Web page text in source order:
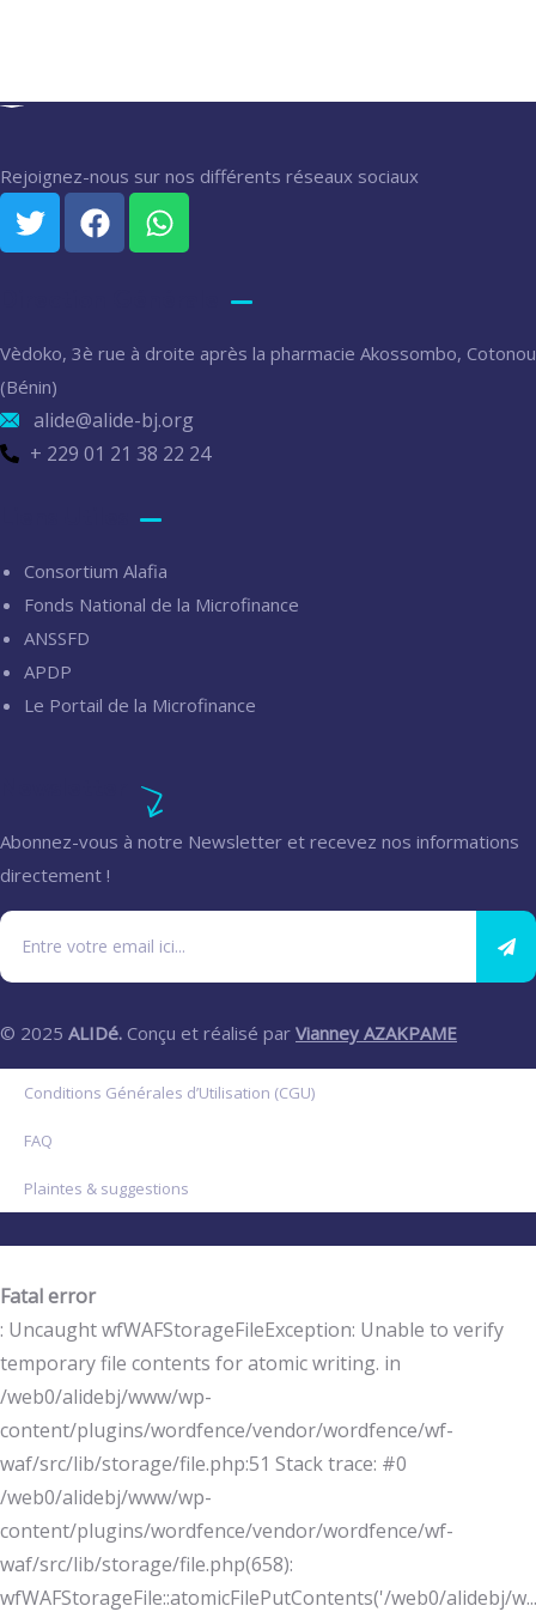
Rejoignez-nous sur nos différents réseaux sociaux
Vèdoko, 3è rue à droite après la pharmacie Akossombo, Cotonou
(Bénin)
alide@alide-bj.org
+ 229 01 21 38 22 24
Consortium Alafia
Fonds National de la Microfinance
ANSSFD
APDP
Le Portail de la Microfinance
Abonnez-vous à notre Newsletter et recevez nos informations
directement !
© 2025 ALIDé. Conçu et réalisé par Vianney AZAKPAME
Conditions Générales d’Utilisation (CGU)
FAQ
Plaintes & suggestions
Fatal error
: Uncaught wfWAFStorageFileException: Unable to verify
temporary file contents for atomic writing. in
/web0/alidebj/www/wp-
content/plugins/wordfence/vendor/wordfence/wf-
waf/src/lib/storage/file.php:51 Stack trace: #0
/web0/alidebj/www/wp-
content/plugins/wordfence/vendor/wordfence/wf-
waf/src/lib/storage/file.php(658):
wfWAFStorageFile::atomicFilePutContents('/web0/alidebj/